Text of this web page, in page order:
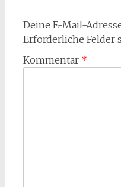
Deine E-Mail-
Erforderliche Felder
Kommentar *